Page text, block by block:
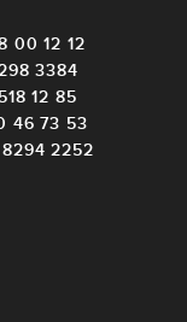
00 12 12
3384
12 85
46 73 53
2252